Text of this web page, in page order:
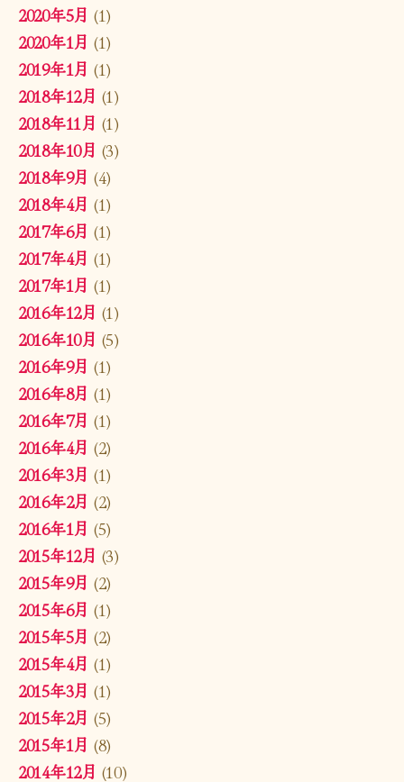
2020年5月 (1)
2020年1月 (1)
2019年1月 (1)
2018年12月 (1)
2018年11月 (1)
2018年10月 (3)
2018年9月 (4)
2018年4月 (1)
2017年6月 (1)
2017年4月 (1)
2017年1月 (1)
2016年12月 (1)
2016年10月 (5)
2016年9月 (1)
2016年8月 (1)
2016年7月 (1)
2016年4月 (2)
2016年3月 (1)
2016年2月 (2)
2016年1月 (5)
2015年12月 (3)
2015年9月 (2)
2015年6月 (1)
2015年5月 (2)
2015年4月 (1)
2015年3月 (1)
2015年2月 (5)
2015年1月 (8)
2014年12月 (10)